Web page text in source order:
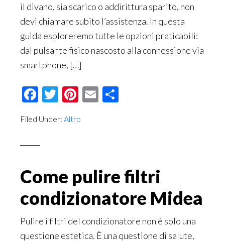
il divano, sia scarico o addirittura sparito, non
devi chiamare subito l’assistenza. In questa
guida esploreremo tutte le opzioni praticabili:
dal pulsante fisico nascosto alla connessione via
smartphone, […]
Facebook
Twitter
Pinterest
Email
Filed Under: Altro
Come pulire filtri
condizionatore Midea​​
Pulire i filtri del condizionatore non è solo una
questione estetica. È una questione di salute,